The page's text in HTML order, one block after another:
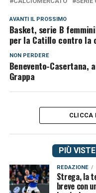
AVANTI IL ​​PROSSIMO
Basket, serie B
per la Catillo contro la
NON PERDERE
Benevento-Casertana,
Grappa
CLICCA
PIÙ VISTE
REDAZIONE
Strega, la
breve con